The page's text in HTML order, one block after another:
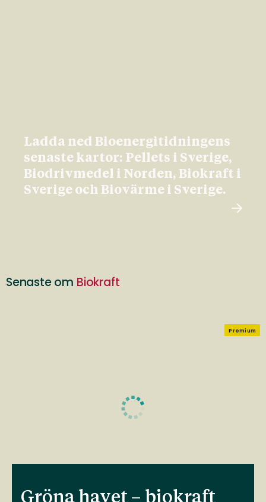
Ladda ned Bioenergitidningens
senaste kartor: Pellets i Sverige,
Biodrivmedel i Norden, Biokraft i
Sverige och Biovärme i Sverige.
Senaste om Biokraft
Premium
Gröna havet – biokraft